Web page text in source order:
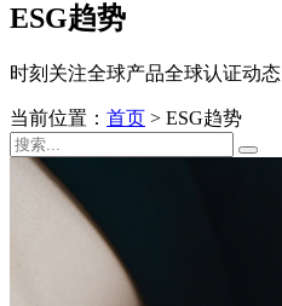
ESG趋势
时刻关注全球产品全球认证动态
当前位置： 首页 > ESG趋势